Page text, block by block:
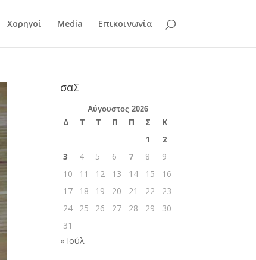
Χορηγοί Media Επικοινωνία
σαΣ
Αύγουστος 2026
Δ Τ Τ Π Π Σ
Κ
1
2
3
4 5 6 7 8
9
10
11 12 13 14 15
16
17
18 19 20 21 22
23
24
25 26 27 28 29
30
31
« Ιούλ